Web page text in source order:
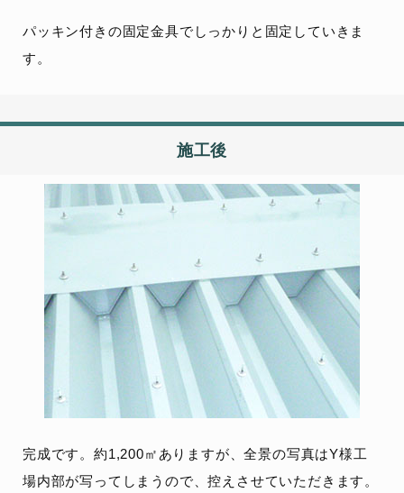
パッキン付きの固定金具でしっかりと固定していきま
す。
施工後
完成です。約1,200㎡ありますが、全景の写真はY様工
場内部が写ってしまうので、控えさせていただきます。